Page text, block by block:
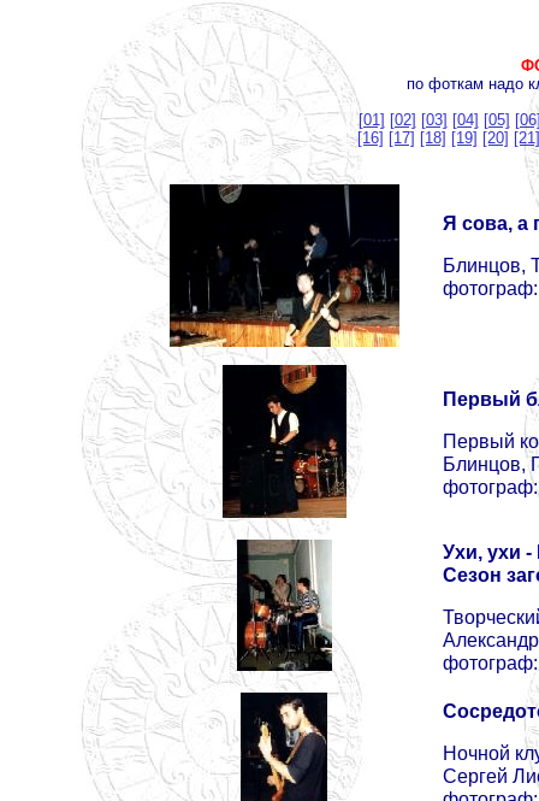
по фоткам надо
[01] [02] [03] [04] [05]
[16] [17] [18] [19] [20] [21]
Я сова, а
Блинцов,
Первый
Первый
Блинцов,
Ухи, ухи -
Сезон
Ночной
Сергей